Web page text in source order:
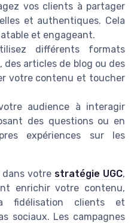
vos clients à partager
et authentiques. Cela
et engageant.
différents formats
des articles de blog ou des
votre contenu et toucher
audience à interagir
des questions ou en
expériences sur les
votre stratégie UGC,
enrichir votre contenu,
fidélisation clients et
sociaux. Les campagnes